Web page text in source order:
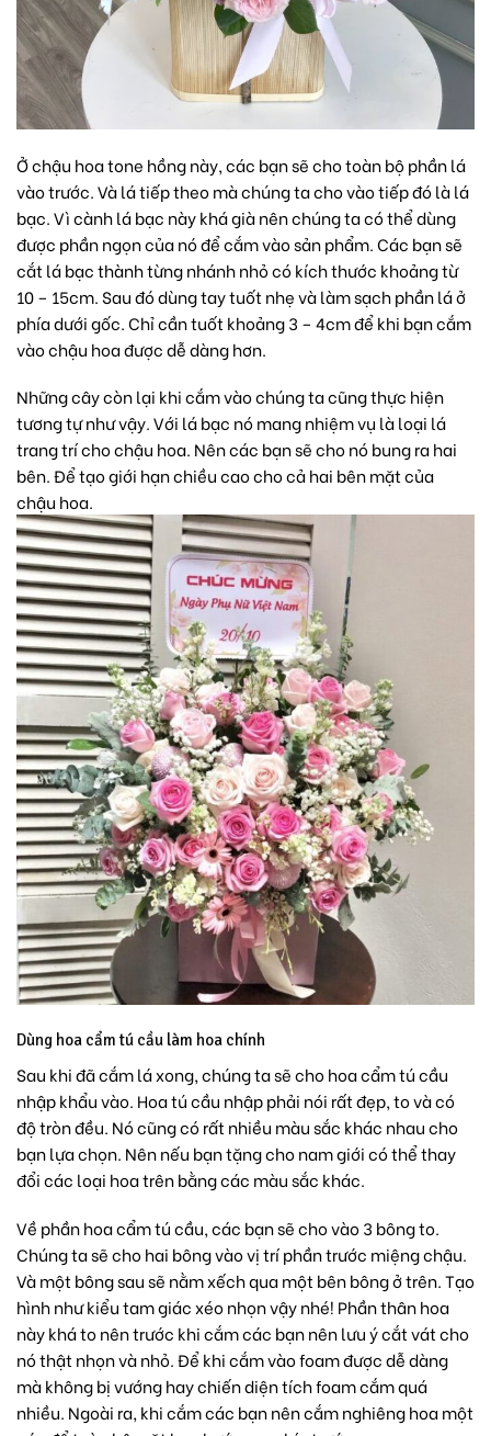
Ở chậu hoa tone hồng này, các bạn sẽ cho toàn bộ phần lá
vào trước. Và lá tiếp theo mà chúng ta cho vào tiếp đó là lá
bạc. Vì cành lá bạc này khá già nên chúng ta có thể dùng
được phần ngọn của nó để cắm vào sản phẩm. Các bạn sẽ
cắt lá bạc thành từng nhánh nhỏ có kích thước khoảng từ
10 – 15cm. Sau đó dùng tay tuốt nhẹ và làm sạch phần lá ở
phía dưới gốc. Chỉ cần tuốt khoảng 3 – 4cm để khi bạn cắm
vào chậu hoa được dễ dàng hơn.
Những cây còn lại khi cắm vào chúng ta cũng thực hiện
tương tự như vậy. Với lá bạc nó mang nhiệm vụ là loại lá
trang trí cho chậu hoa. Nên các bạn sẽ cho nó bung ra hai
bên. Để tạo giới hạn chiều cao cho cả hai bên mặt của
chậu hoa.
Dùng hoa cẩm tú cầu làm hoa chính
Sau khi đã cắm lá xong, chúng ta sẽ chohoa cẩm tú cầu
nhập khẩu vào. Hoa tú cầu nhập phải nói rất đẹp, to và có
độ tròn đều. Nó cũng có rất nhiều màu sắc khác nhau cho
bạn lựa chọn. Nên nếu bạn tặng cho nam giới có thể thay
đổi các loại hoa trên bằng các màu sắc khác.
Về phần hoa cẩm tú cầu, các bạn sẽ cho vào 3 bông to.
Chúng ta sẽ cho hai bông vào vị trí phần trước miệng chậu.
Và một bông sau sẽ nằm xếch qua một bên bông ở trên. Tạo
hình như kiểu tam giác xéo nhọn vậy nhé! Phần thân hoa
này khá to nên trước khi cắm các bạn nên lưu ý cắt vát cho
nó thật nhọn và nhỏ. Để khi cắm vào foam được dễ dàng
mà không bị vướng hay chiến diện tích foam cắm quá
nhiều. Ngoài ra, khi cắm các bạn nên cắm nghiêng hoa một